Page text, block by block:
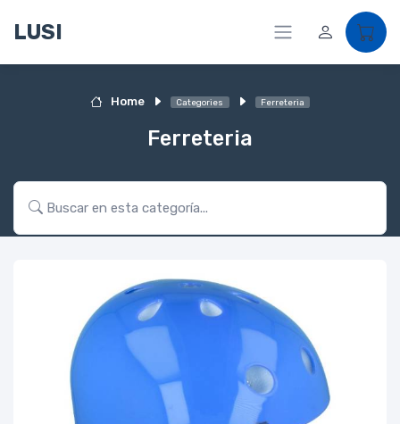
LUSI
Home Categories Ferreteria
Ferreteria